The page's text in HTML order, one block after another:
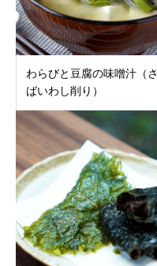
わらびと豆腐の味噌汁（さ
ばいわし削り）